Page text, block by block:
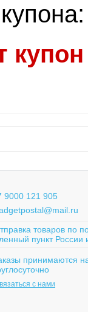
9000 121 905
товаров по
пункт России
принимаются
с нами